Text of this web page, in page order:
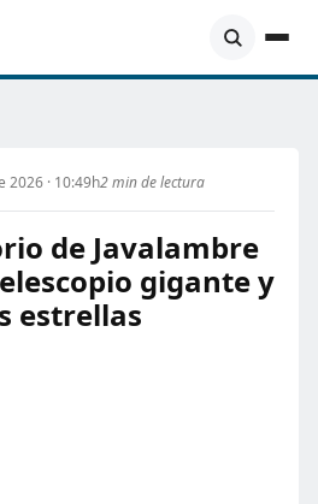
2026 · 10:49h2 min de lectura
de Javalambre
gigante y
estrellas